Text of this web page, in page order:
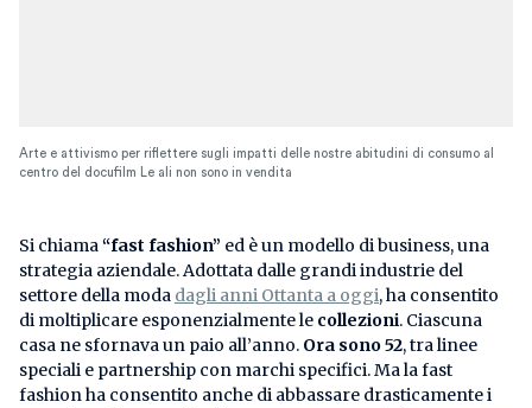
Arte e attivismo per riflettere sugli impatti delle nostre abitudini di consumo al
centro del docufilm Le ali non sono in vendita
Si chiama“fast fashion” ed è un modello di business, una
strategia aziendale. Adottata dalle grandi industrie del
settore della moda dagli anni Ottanta a oggi, ha consentito
di moltiplicare esponenzialmente le collezioni. Ciascuna
casa ne sfornava un paio all’anno. Ora sono 52, tra linee
speciali e partnership con marchi specifici. Ma la fast
fashion ha consentito anche di abbassare drasticamente i